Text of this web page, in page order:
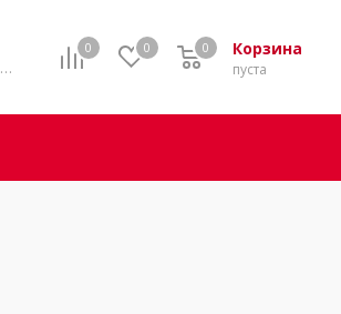
0 0 Корзина
0
пуста
0
Мой кабинет